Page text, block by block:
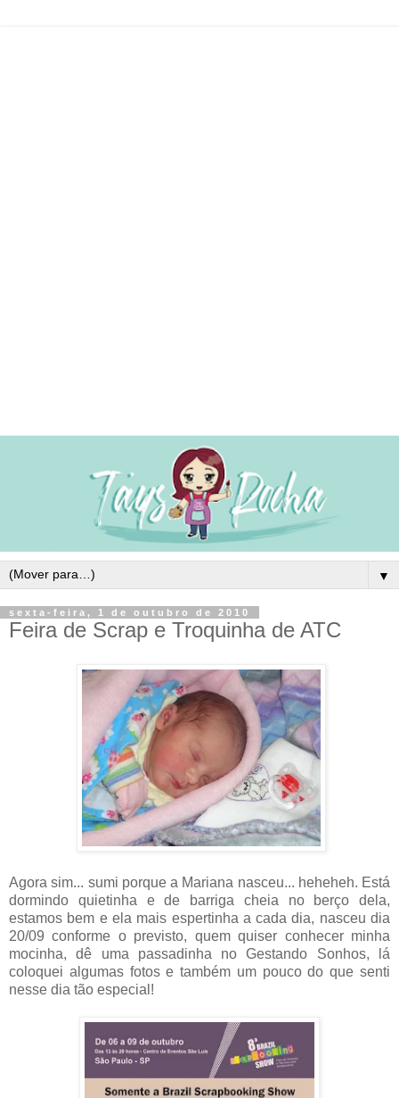
▼
sexta-feira, 1 de outubro de 2010
Feira de Scrap e Troquinha de ATC
Agora sim... sumi porque a Mariana nasceu... heheheh. Está
dormindo quietinha e de barriga cheia no berço dela,
estamos bem e ela mais espertinha a cada dia, nasceu dia
20/09 conforme o previsto, quem quiser conhecer minha
mocinha, dê uma passadinha no Gestando Sonhos, lá
coloquei algumas fotos e também um pouco do que senti
nesse dia tão especial!